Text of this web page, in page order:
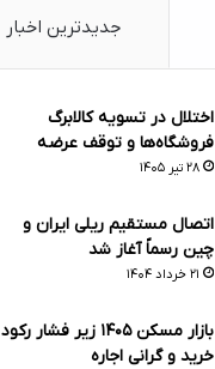
جدیدترین اخبار
اختلال در تسویه کالابرگ
فروشگاه‌ها و توقف عرضه
۲۸ تیر ۱۴۰۵
اتصال مستقیم ریلی ایران و
چین رسماً آغاز شد
۲۱ خرداد ۱۴۰۴
بازار مسکن ۱۴۰۵ زیر فشار رکود
خرید و گرانی اجاره